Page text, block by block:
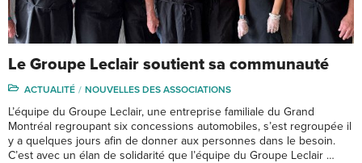
Le Groupe Leclair soutient sa communauté
ACTUALITÉ NOUVELLES DES ASSOCIATIONS
L’équipe du Groupe Leclair, une entreprise familiale du Grand
Montréal regroupant six concessions automobiles, s’est regroupée il
y a quelques jours afin de donner aux personnes dans le besoin.
C’est avec un élan de solidarité que l’équipe du Groupe Leclair …